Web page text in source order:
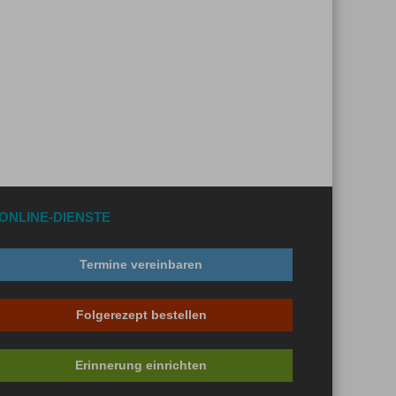
DIENSTE
Termine vereinbaren
Folgerezept bestellen
Erinnerung einrichten